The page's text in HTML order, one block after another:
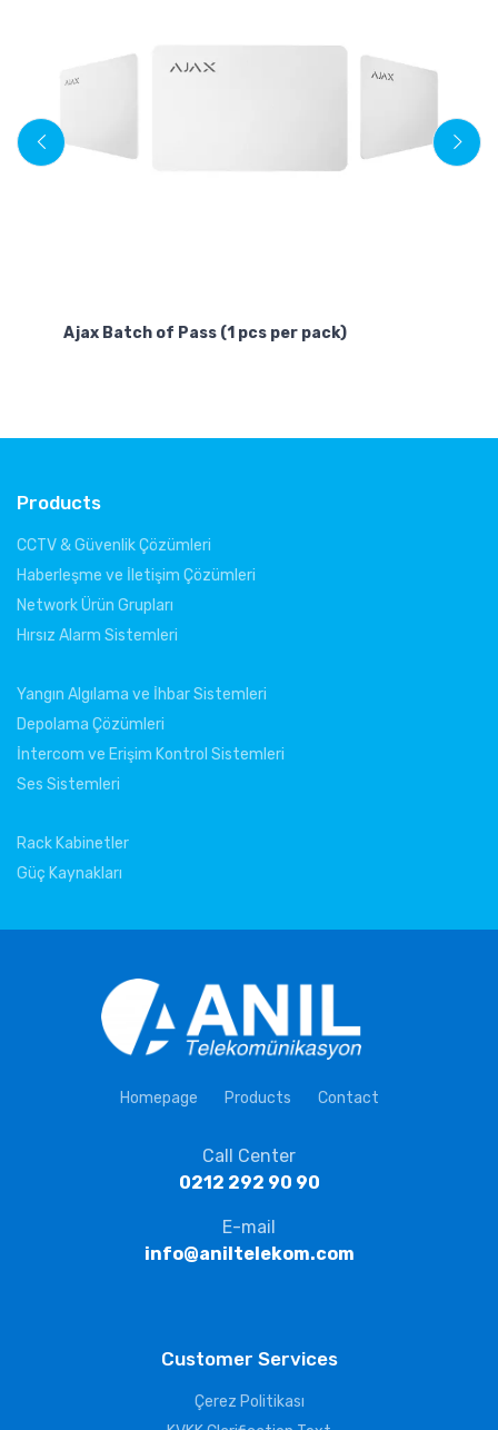
Ajax Batch of Pass (1 pcs per pack)
Products
CCTV & Güvenlik Çözümleri
Haberleşme ve İletişim Çözümleri
Network Ürün Grupları
Hırsız Alarm Sistemleri
Yangın Algılama ve İhbar Sistemleri
Depolama Çözümleri
İntercom ve Erişim Kontrol Sistemleri
Ses Sistemleri
Rack Kabinetler
Güç Kaynakları
Homepage Products Contact
Call Center
0212 292 90 90
E-mail
info@aniltelekom.com
Customer Services
Çerez Politikası